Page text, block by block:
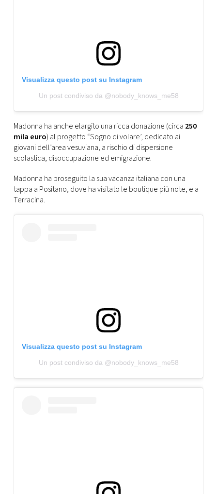
Visualizza questo post su Instagram
Un post condiviso da @nobody_knows_me58
Madonna ha anche elargito una ricca donazione (circa 250
mila euro) al progetto “Sogno di volare’, dedicato ai
giovani dell’area vesuviana, a rischio di dispersione
scolastica, disoccupazione ed emigrazione.
Madonna ha proseguito la sua vacanza italiana con una
tappa a Positano, dove ha visitato le boutique più note, e a
Terracina.
Visualizza questo post su Instagram
Un post condiviso da @nobody_knows_me58